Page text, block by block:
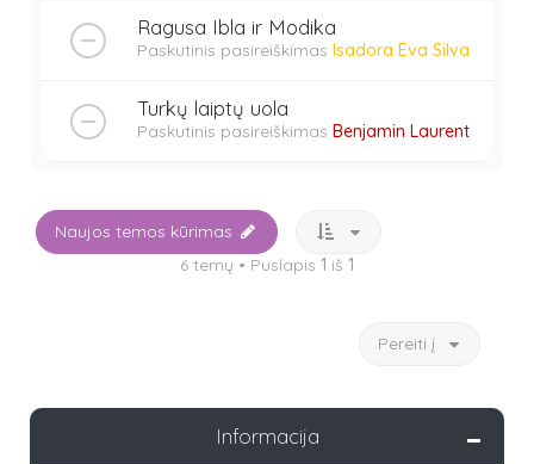
Ragusa Ibla ir Modika
Paskutinis pasireiškimas Isadora Eva Silva
Turkų laiptų uola
Paskutinis pasireiškimas Benjamin Laurent
Naujos temos kūrimas
6 temų • Puslapis 1 iš 1
Pereiti į
Informacija